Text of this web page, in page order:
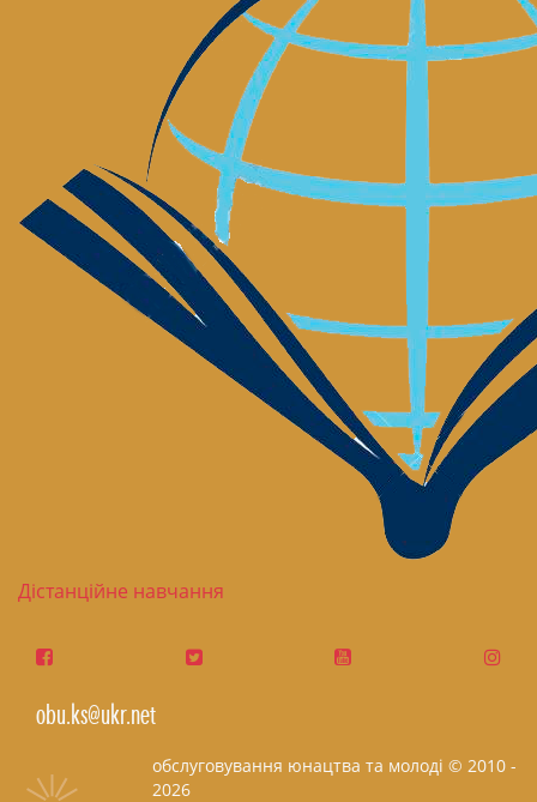
Дістанційне навчання
obu.ks@ukr.net
обслуговування юнацтва та молоді © 2010 -
2026